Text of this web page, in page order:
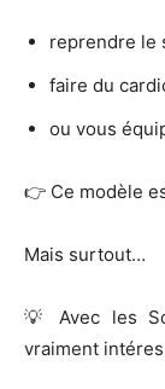
reprendre le
faire du
ou vous
👉 Ce modèle
Mais surtout…
💡 Avec les
vraiment